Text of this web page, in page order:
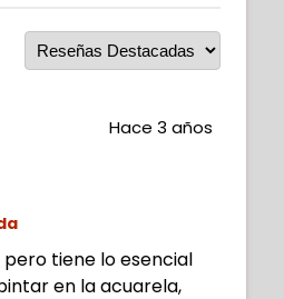
Hace 3 años
tiene lo esencial
en la acuarela,